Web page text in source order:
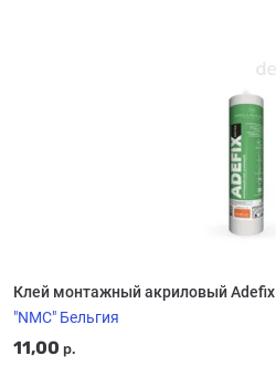
Клей монтажный акриловый Adefix
"NMC" Бельгия
11,00 р.